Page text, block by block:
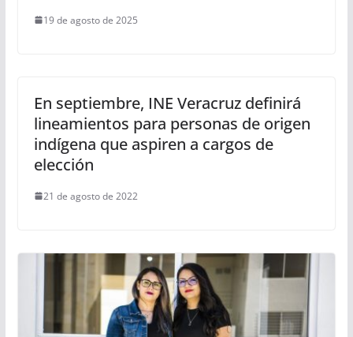
19 de agosto de 2025
En septiembre, INE Veracruz definirá
lineamientos para personas de origen
indígena que aspiren a cargos de
elección
21 de agosto de 2022